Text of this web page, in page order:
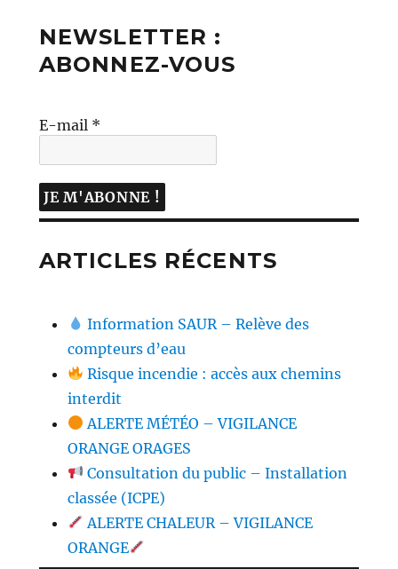
NEWSLETTER :
ABONNEZ-VOUS
E-mail *
ARTICLES RÉCENTS
Information SAUR – Relève des
compteurs d’eau
Risque incendie : accès aux chemins
interdit
ALERTE MÉTÉO – VIGILANCE
ORANGE ORAGES
Consultation du public – Installation
classée (ICPE)
ALERTE CHALEUR – VIGILANCE
ORANGE